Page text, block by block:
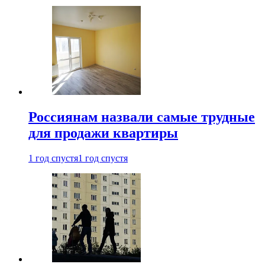
Россиянам назвали самые трудные
для продажи квартиры
1 год спустя1 год спустя